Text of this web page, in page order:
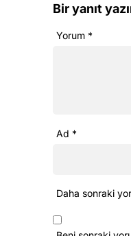
Bir yanıt
Yorum *
Ad *
Daha sonraki